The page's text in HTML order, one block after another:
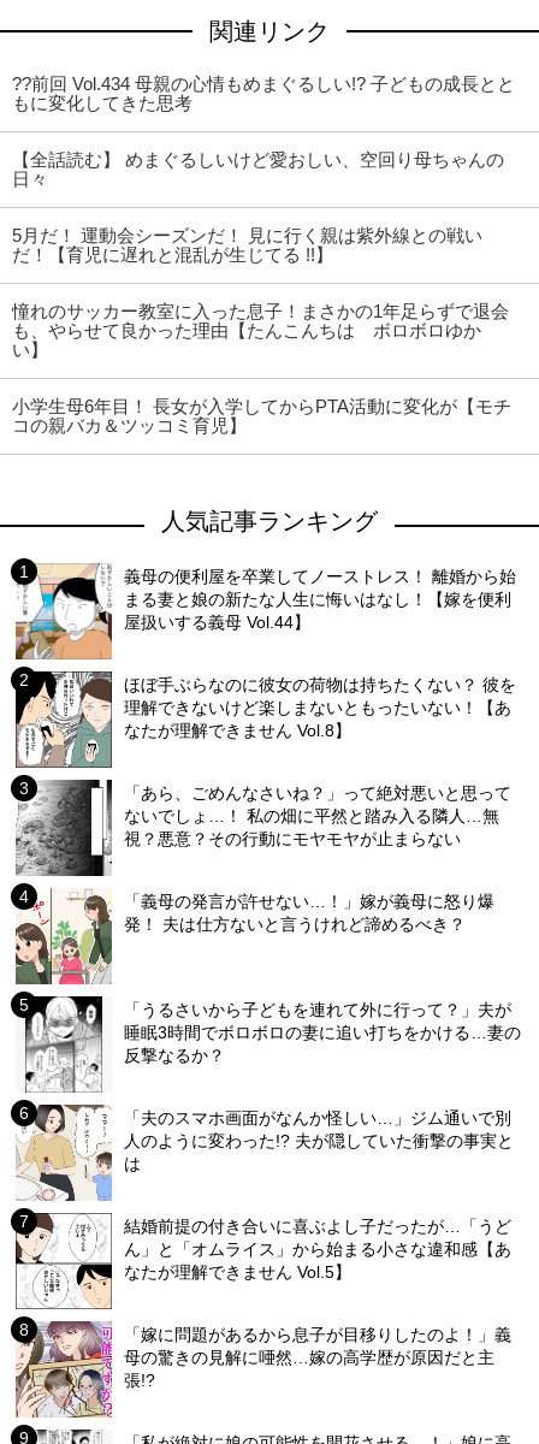
関連リンク
??前回 Vol.434 母親の心情もめまぐるしい!? 子どもの成長とと
もに変化してきた思考
【全話読む】 めまぐるしいけど愛おしい、空回り母ちゃんの
日々
5月だ！ 運動会シーズンだ！ 見に行く親は紫外線との戦い
だ！【育児に遅れと混乱が生じてる !!】
憧れのサッカー教室に入った息子！まさかの1年足らずで退会
も、やらせて良かった理由【たんこんちは ボロボロゆか
い】
小学生母6年目！ 長女が入学してからPTA活動に変化が【モチ
コの親バカ＆ツッコミ育児】
人気記事ランキング
義母の便利屋を卒業してノーストレス！ 離婚から始
まる妻と娘の新たな人生に悔いはなし！【嫁を便利
屋扱いする義母 Vol.44】
ほぼ手ぶらなのに彼女の荷物は持ちたくない？ 彼を
理解できないけど楽しまないともったいない！【あ
なたが理解できません Vol.8】
「あら、ごめんなさいね？」って絶対悪いと思って
ないでしょ…！ 私の畑に平然と踏み入る隣人…無
視？悪意？その行動にモヤモヤが止まらない
「義母の発言が許せない…！」嫁が義母に怒り爆
発！ 夫は仕方ないと言うけれど諦めるべき？
「うるさいから子どもを連れて外に行って？」夫が
睡眠3時間でボロボロの妻に追い打ちをかける…妻の
反撃なるか？
「夫のスマホ画面がなんか怪しい…」ジム通いで別
人のように変わった!? 夫が隠していた衝撃の事実と
は
結婚前提の付き合いに喜ぶよし子だったが…「うど
ん」と「オムライス」から始まる小さな違和感【あ
なたが理解できません Vol.5】
「嫁に問題があるから息子が目移りしたのよ！」義
母の驚きの見解に唖然…嫁の高学歴が原因だと主
張!?